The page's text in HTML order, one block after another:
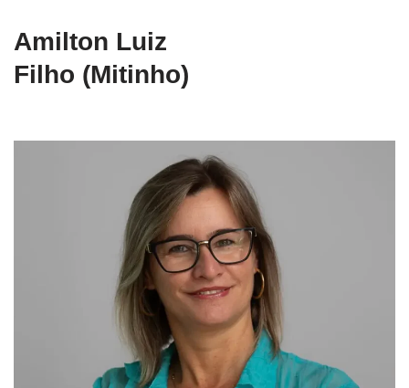
Amilton Luiz
Filho (Mitinho)